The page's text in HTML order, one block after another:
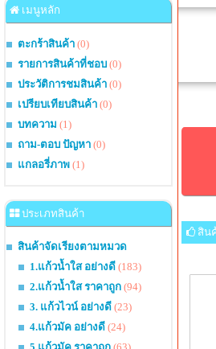
เมนูหลัก
ตะกร้าสินค้า (0)
รายการสินค้าที่ชอบ (0)
ประวัติการชมสินค้า (0)
เปรียบเทียบสินค้า (0)
บทความ (1)
ถาม-ตอบ ปัญหา (0)
แกลอรี่ภาพ (1)
ประเภทสินค้า
สินค้าจัดเรียงตามหมวด
1.แก้วน้ำใส อย่างดี (183)
2.แก้วน้ำใส ราคาถูก (94)
3. แก้วไวน์ อย่างดี (23)
4.แก้วมัค อย่างดี (24)
สิน